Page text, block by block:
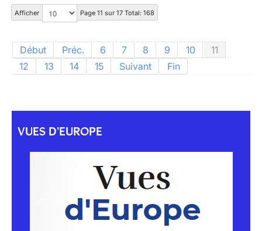
Afficher Page 11 sur 17 Total: 168
Début Préc. 6 7 8 9 10
11
12
13 14 15 Suivant Fin
VUES D'EUROPE